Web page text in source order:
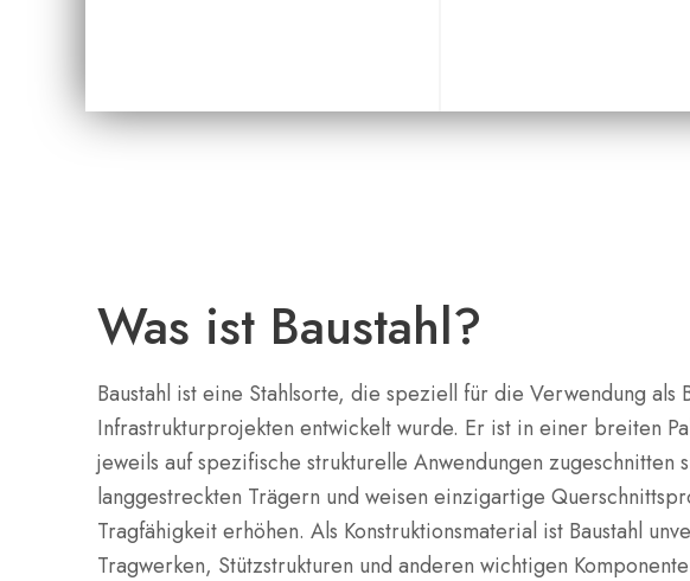
Was ist Baustahl?
Baustahl ist eine Stahlsorte, die speziell für die Verwendung als
Infrastrukturprojekten entwickelt wurde. Er ist in einer breiten
jeweils auf spezifische strukturelle Anwendungen zugeschnitten
langgestreckten Trägern und weisen einzigartige
Tragfähigkeit erhöhen. Als Konstruktionsmaterial ist Baustahl
Tragwerken, Stützstrukturen und anderen wichtigen